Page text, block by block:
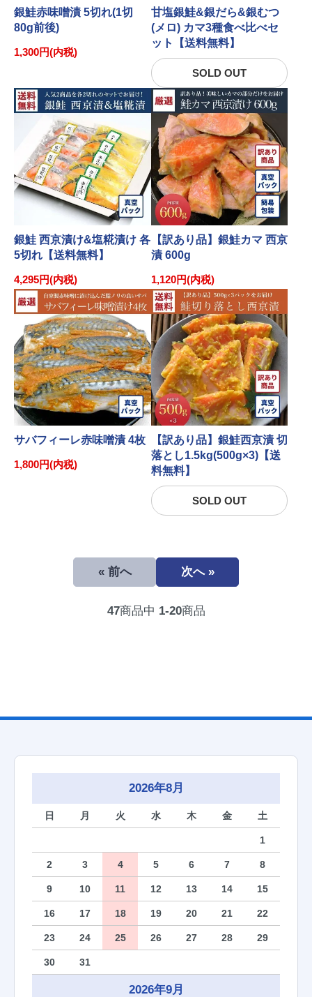
銀鮭赤味噌漬 5切れ(1切
80g前後)
1,300円(内税)
甘塩銀鮭&銀だら&銀むつ
(メロ) カマ3種食べ比べセ
ット【送料無料】
SOLD OUT
銀鮭 西京漬け&塩糀漬け 各
5切れ【送料無料】
4,295円(内税)
【訳あり品】銀鮭カマ 西京
漬 600g
1,120円(内税)
サバフィーレ赤味噌漬 4枚
1,800円(内税)
【訳あり品】銀鮭西京漬 切
落とし1.5kg(500g×3)【送
料無料】
SOLD OUT
« 前へ 次へ »
47商品中 1-20商品
2026年8月
日 月 火 水 木 金 土
1
2 3 4 5 6 7 8
9 10 11 12 13 14 15
16 17 18 19 20 21 22
23 24 25 26 27 28 29
30 31
2026年9月